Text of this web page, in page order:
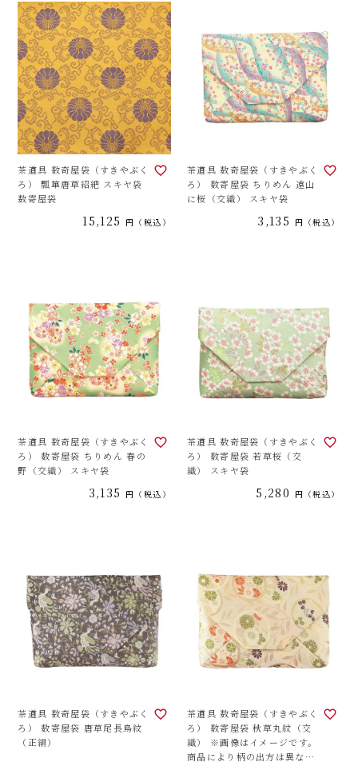
茶道具 数奇屋袋（すきやぶく
ろ） 瓢箪唐草紹紦 スキヤ袋
数寄屋袋
15,125 税込
茶道具 数奇屋袋（すきやぶく
ろ） 数寄屋袋 ちりめん 遠山
に桜（交織） スキヤ袋
3,135 税込
茶道具 数奇屋袋（すきやぶく
ろ） 数寄屋袋 ちりめん 春の
野（交織） スキヤ袋
3,135 税込
茶道具 数奇屋袋（すきやぶく
ろ） 数寄屋袋 若草桜（交
織） スキヤ袋
5,280 税込
茶道具 数奇屋袋（すきやぶく
ろ） 数寄屋袋 唐草尾長鳥紋
（正絹）
茶道具 数奇屋袋（すきやぶく
ろ） 数寄屋袋 秋草丸紋（交
織） ※画像はイメージです。
商品により柄の出方は異なり